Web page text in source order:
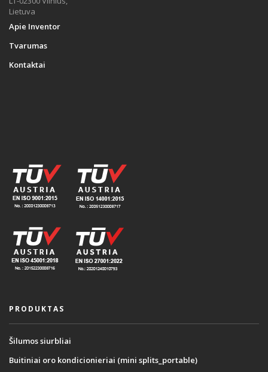
Lietuva
Apie Inventor
Tvarumas
Kontaktai
PRODUKTAS
Šilumos siurbliai
Buitiniai oro kondicionieriai (mini splits_portable)